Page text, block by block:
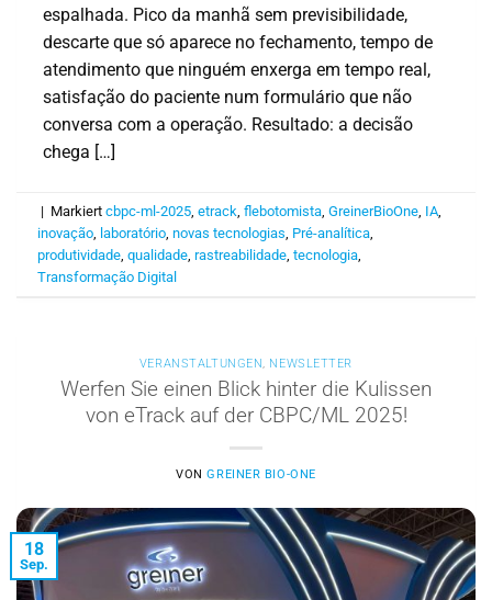
espalhada. Pico da manhã sem previsibilidade,
descarte que só aparece no fechamento, tempo de
atendimento que ninguém enxerga em tempo real,
satisfação do paciente num formulário que não
conversa com a operação. Resultado: a decisão
chega […]
| Markiertcbpc-ml-2025 ,etrack ,flebotomista ,GreinerBioOne IA
inovação laboratório ,novas tecnologias Pré-analítica
produtividade ,qualidade ,rastreabilidade ,tecnologia
Transformação Digital
VERANSTALTUNGEN, NEWSLETTER
Werfen Sie einen Blick hinter die Kulissen
von eTrack auf der CBPC/ML 2025!
VONGREINER BIO-ONE
18
Sep.